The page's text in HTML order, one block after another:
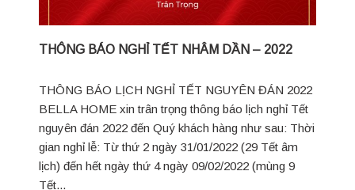
THÔNG BÁO NGHỈ TẾT NHÂM DẦN – 2022
THÔNG BÁO LỊCH NGHỈ TẾT NGUYÊN ĐÁN 2022
BELLA HOME xin trân trọng thông báo lịch nghỉ Tết
nguyên đán 2022 đến Quý khách hàng như sau: Thời
gian nghỉ lễ: Từ thứ 2 ngày 31/01/2022 (29 Tết âm
lịch) đến hết ngày thứ 4 ngày 09/02/2022 (mùng 9
Tết...